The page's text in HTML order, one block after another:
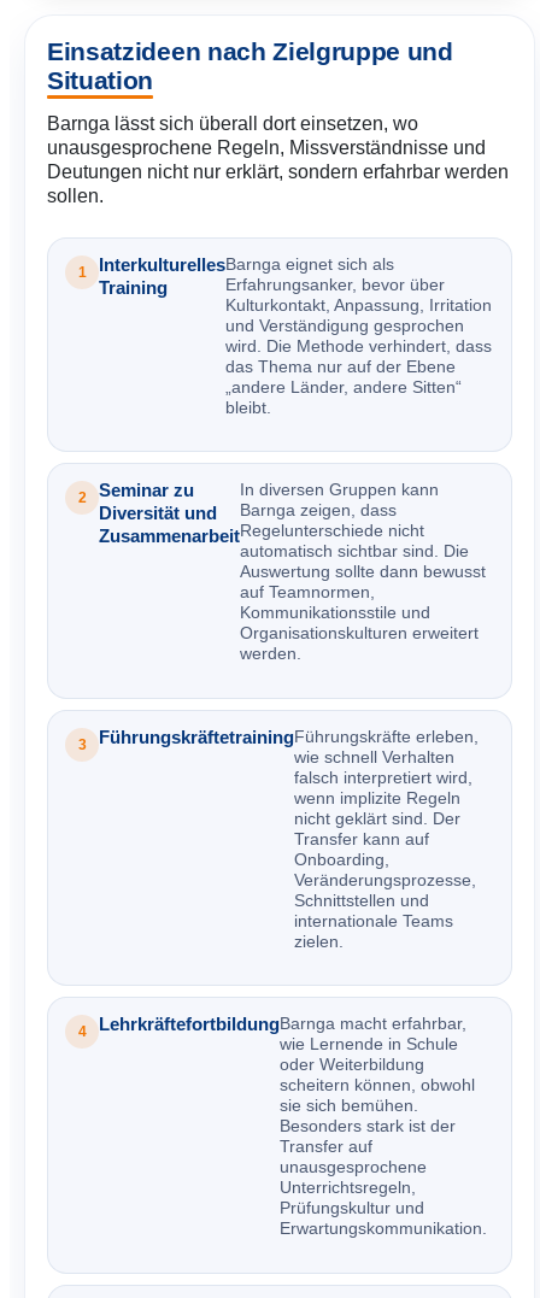
Einsatzideen nach Zielgruppe und
Situation
Barnga lässt sich überall dort einsetzen, wo
unausgesprochene Regeln, Missverständnisse und
Deutungen nicht nur erklärt, sondern erfahrbar werden
sollen.
1
Interkulturelles
Training
Barnga eignet sich als
Erfahrungsanker, bevor über
Kulturkontakt, Anpassung, Irritation
und Verständigung gesprochen
wird. Die Methode verhindert, dass
das Thema nur auf der Ebene
„andere Länder, andere Sitten“
bleibt.
2
Seminar zu
Diversität und
Zusammenarbeit
In diversen Gruppen kann
Barnga zeigen, dass
Regelunterschiede nicht
automatisch sichtbar sind. Die
Auswertung sollte dann bewusst
auf Teamnormen,
Kommunikationsstile und
Organisationskulturen erweitert
werden.
3 FührungskräftetrainingFührungskräfte erleben,
wie schnell Verhalten
falsch interpretiert wird,
wenn implizite Regeln
nicht geklärt sind. Der
Transfer kann auf
Onboarding,
Veränderungsprozesse,
Schnittstellen und
internationale Teams
zielen.
4 LehrkräftefortbildungBarnga macht erfahrbar,
wie Lernende in Schule
oder Weiterbildung
scheitern können, obwohl
sie sich bemühen.
Besonders stark ist der
Transfer auf
unausgesprochene
Unterrichtsregeln,
Prüfungskultur und
Erwartungskommunikation.